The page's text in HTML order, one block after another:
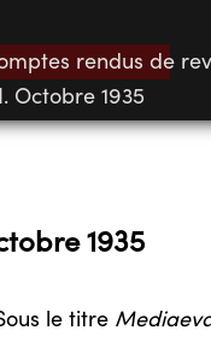
rendus de
Octobre 1935
1935
le titre